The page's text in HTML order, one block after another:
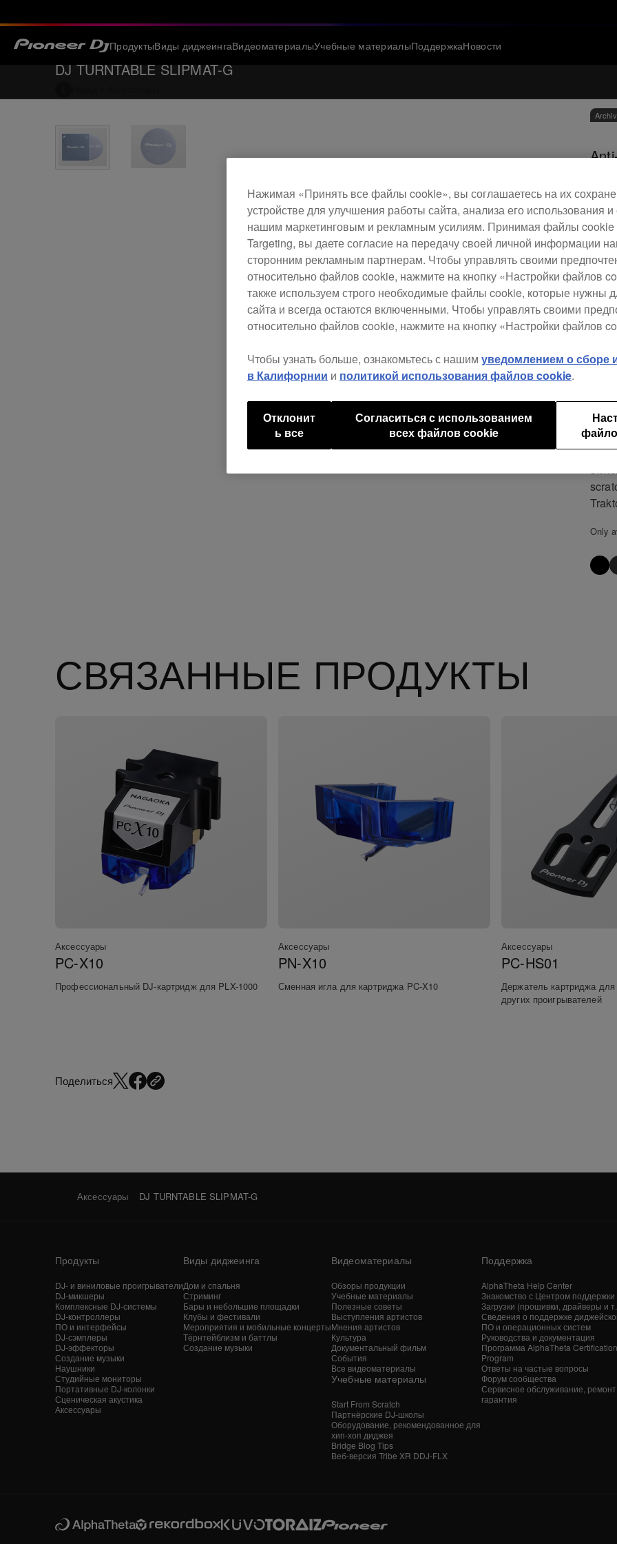
ПродуктыВиды диджеингаВидеоматериалыУчебные материалыПоддержкаНовости
DJ TURNTABLE SLIPMAT-G
DJ
are
Its
Only
СВЯЗАННЫЕ ПРОДУКТЫ
Аксессуары
PC-X10
Профессиональный DJ-картридж для PLX-1000
Аксессуары
PN-X10
Сменная игла для картриджа PC-X10
Аксессуары
PC-HS01
Держатель картриджа
других проигрывателей
Поделиться
Аксессуары DJ TURNTABLE SLIPMAT-G
Продукты
DJ- и виниловые проигрыватели
DJ-микшеры
Комплексные DJ-системы
DJ-контроллеры
ПО и интерфейсы
DJ-сэмплеры
DJ-эффекторы
Создание музыки
Наушники
Студийные мониторы
Портативные DJ-колонки
Сценическая акустика
Аксессуары
Виды диджеинга
Дом и спальня
Стриминг
Бары и небольшие площадки
Клубы и фестивали
Мероприятия и мобильные концерты
Тёрнтейблизм и баттлы
Создание музыки
Видеоматериалы
Обзоры продукции
Учебные материалы
Полезные советы
Выступления артистов
Мнения артистов
Культура
Документальный фильм
События
Все видеоматериалы
Учебные материалы
Start From Scratch
Партнёрские DJ-школы
Оборудование, рекомендованное для
хип-хоп диджея
Bridge Blog Tips
Веб-версия Tribe XR DDJ-FLX
Поддержка
AlphaTheta Help Center
Знакомство с Центром поддержки
Загрузки (прошивки, драйверы и
Сведения о поддержке
ПО и операционных систем
Руководства и документация
Программа AlphaTheta Certification
Program
Ответы на частые вопросы
Форум сообщества
Сервисное обслуживание,
гарантия
Нажимая «Принять все файлы cookie», вы соглашаетесь на их
устройстве для улучшения работы сайта, анализа его использования и
нашим маркетинговым и рекламным усилиям. Принимая файлы cookie
Targeting, вы даете согласие на передачу своей личной информации
сторонним рекламным партнерам. Чтобы управлять своими
относительно файлов cookie, нажмите на кнопку «Настройки файлов
также используем строго необходимые файлы cookie, которые нужны
сайта и всегда остаются включенными. Чтобы управлять своими
относительно файлов cookie, нажмите на кнопку «Настройки файлов
Чтобы узнать больше, ознакомьтесь с нашим уведомлением о сборе
в Калифорнии и политикой использования файлов cookie.
Отклонит
ь все
Согласиться с использованием
всех файлов cookie